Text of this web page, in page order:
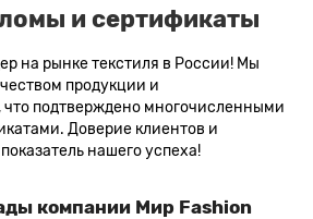
и сертификаты
на рынке текстиля в России! Мы
продукции и
подтверждено многочисленными
Доверие клиентов и
нашего успеха!
компании Мир Fashion